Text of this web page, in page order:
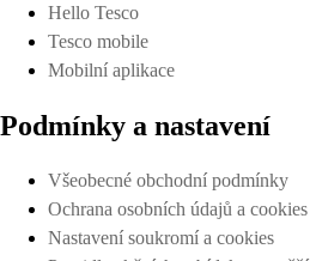
Hello Tesco
Tesco mobile
Mobilní aplikace
Podmínky a nastavení
Všeobecné obchodní podmínky
Ochrana osobních údajů a cookies
Nastavení soukromí a cookies